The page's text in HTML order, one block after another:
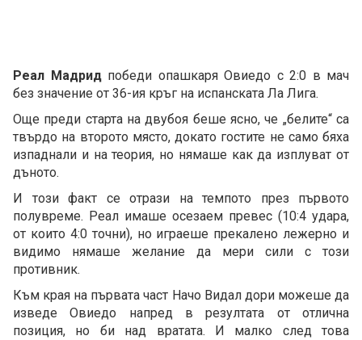
Реал Мадридпобеди опашкаря Овиедо с 2:0 в мач
без значение от 36-ия кръг на испанската Ла Лига.
Още преди старта на двубоя беше ясно, че „белите“ са
твърдо на второто място, докато гостите не само бяха
изпаднали и на теория, но нямаше как да изплуват от
дъното.
И този факт се отрази на темпото през първото
полувреме. Реал имаше осезаем превес (10:4 удара,
от които 4:0 точни), но играеше прекалено лежерно и
видимо нямаше желание да мери сили с този
противник.
Към края на първата част Начо Видал дори можеше да
изведе Овиедо напред в резултата от отлична
позиция, но би над вратата. И малко след това